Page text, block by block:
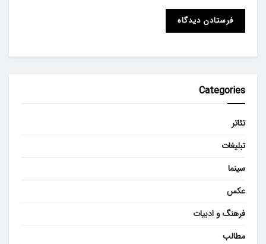
Categories
تئاتر
تبلیغات
سینما
عکس
فرهنگ و ادبیات
مطالب